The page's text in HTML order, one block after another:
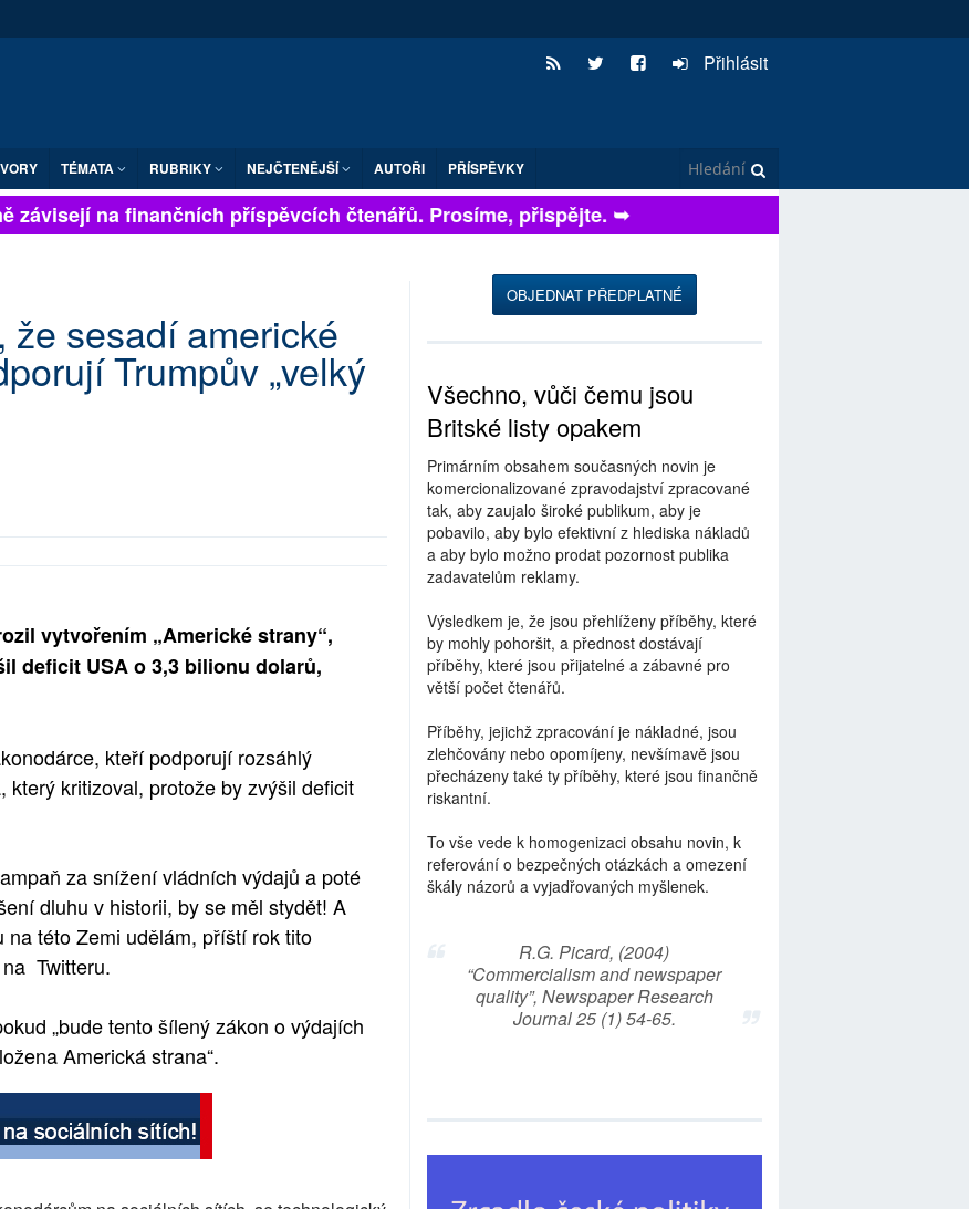
Přihlásit
TÉMATA RUBRIKY NEJČTENĚJŠÍ AUTOŘI PŘÍSPĚVKY
na finančních příspěvcích čtenářů. Prosíme, přispějte. ➥
sesadí americké
Trumpův „velký
vytvořením „Americké strany“,
deficit USA o 3,3 bilionu dolarů,
kteří podporují rozsáhlý
který kritizoval, protože by zvýšil deficit
za snížení vládních výdajů a poté
dluhu v historii, by se měl stydět! A
této Zemi udělám, příští rok tito
Twitteru.
„bude tento šílený zákon o výdajích
Americká strana“.
OBJEDNAT PŘEDPLATNÉ
Všechno, vůči čemu jsou
Britské listy opakem
Primárním obsahem současných novin je
komercionalizované zpravodajství zpracované
tak, aby zaujalo široké publikum, aby je
pobavilo, aby bylo efektivní z hlediska nákladů
a aby bylo možno prodat pozornost publika
zadavatelům reklamy.
Výsledkem je, že jsou přehlíženy příběhy, které
by mohly pohoršit, a přednost dostávají
příběhy, které jsou přijatelné a zábavné pro
větší počet čtenářů.
Příběhy, jejichž zpracování je nákladné, jsou
zlehčovány nebo opomíjeny, nevšímavě jsou
přecházeny také ty příběhy, které jsou finančně
riskantní.
To vše vede k homogenizaci obsahu novin, k
referování o bezpečných otázkách a omezení
škály názorů a vyjadřovaných myšlenek.
R.G. Picard, (2004)
“Commercialism and newspaper
quality”, Newspaper Research
Journal 25 (1) 54-65.